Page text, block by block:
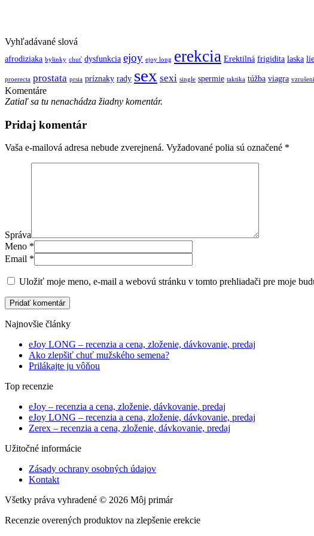
Vyhľadávané slová
afrodiziaka bylinky chuť dysfunkcia ejoy ejoy long erekcia Erektilná frigidita laska
proerecta prostata prsia príznaky rady sex sexi single spermie taktika túžba viagra
Komentáre
Zatiaľ sa tu nenachádza žiadny komentár.
Pridaj komentár
Vaša e-mailová adresa nebude zverejnená. Vyžadované polia sú označené *
Správa
Meno *
Email *
Uložiť moje meno, e-mail a webovú stránku v tomto prehliadači pre moje
Pridať komentár
Najnovšie články
eJoy LONG – recenzia a cena, zloženie, dávkovanie, predaj
Ako zlepšiť chuť mužského semena?
Prilákajte ju vôňou
Top recenzie
eJoy – recenzia a cena, zloženie, dávkovanie, predaj
eJoy LONG – recenzia a cena, zloženie, dávkovanie, predaj
Zerex – recenzia a cena, zloženie, dávkovanie, predaj
Užitočné informácie
Zásady ochrany osobných údajov
Kontakt
Všetky práva vyhradené © 2026 Môj primár
Recenzie overených produktov na zlepšenie erekcie